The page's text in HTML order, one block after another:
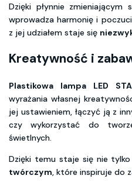
Dzięki płynnie zmieniającym
wprowadza harmonię i
z jej udziałem staje się
Kreatywność i
Plastikowa lampa LED
wyrażania własnej
jej ustawieniem, łączyć ją z
czy wykorzystać do
świetlnych.
Dzięki temu staje się nie tylko
twórczym, które inspiruje do